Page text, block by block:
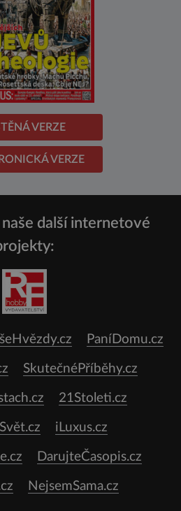
VERZE
VERZE
další internetové
PaníDomu.cz
SkutečnéPříběhy.cz
21Stoleti.cz
iLuxus.cz
DarujteČasopis.cz
NejsemSama.cz